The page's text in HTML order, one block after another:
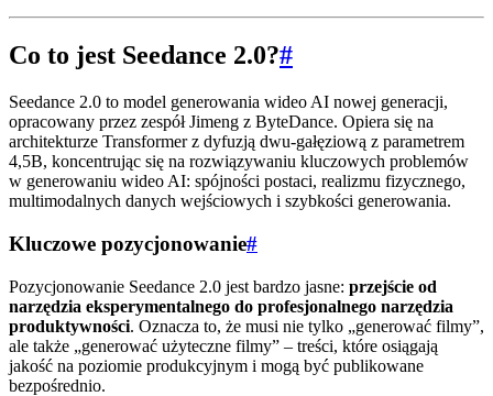
Co to jest Seedance 2.0?#
Seedance 2.0 to model generowania wideo AI nowej generacji,
opracowany przez zespół Jimeng z ByteDance. Opiera się na
architekturze Transformer z dyfuzją dwu-gałęziową z parametrem
4,5B, koncentrując się na rozwiązywaniu kluczowych problemów
w generowaniu wideo AI: spójności postaci, realizmu fizycznego,
multimodalnych danych wejściowych i szybkości generowania.
Kluczowe pozycjonowanie#
Pozycjonowanie Seedance 2.0 jest bardzo jasne: przejście od
narzędzia eksperymentalnego do profesjonalnego narzędzia
produktywności. Oznacza to, że musi nie tylko „generować filmy”,
ale także „generować użyteczne filmy” – treści, które osiągają
jakość na poziomie produkcyjnym i mogą być publikowane
bezpośrednio.